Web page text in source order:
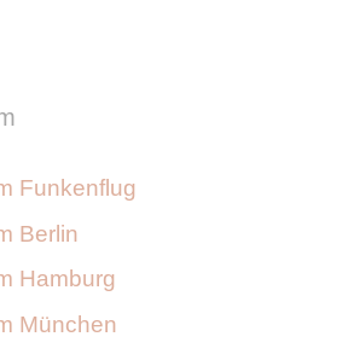
Funkenflug
Berlin
Hamburg
München